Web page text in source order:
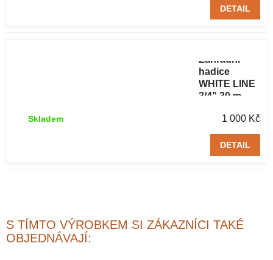
DETAIL
Zahradní
hadice
WHITE LINE
3/4" 30 m
1 000 Kč
Skladem
DETAIL
S TÍMTO VÝROBKEM SI ZÁKAZNÍCI TAKÉ
OBJEDNÁVAJÍ: